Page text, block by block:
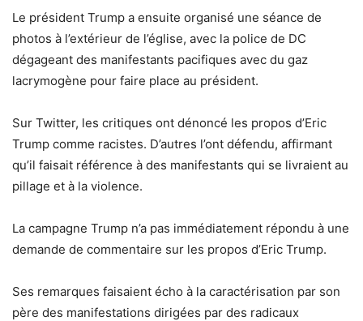
Le président Trump a ensuite organisé une séance de
photos à l’extérieur de l’église, avec la police de DC
dégageant des manifestants pacifiques avec du gaz
lacrymogène pour faire place au président.
Sur Twitter, les critiques ont dénoncé les propos d’Eric
Trump comme racistes. D’autres l’ont défendu, affirmant
qu’il faisait référence à des manifestants qui se livraient au
pillage et à la violence.
La campagne Trump n’a pas immédiatement répondu à une
demande de commentaire sur les propos d’Eric Trump.
Ses remarques faisaient écho à la caractérisation par son
père des manifestations dirigées par des radicaux